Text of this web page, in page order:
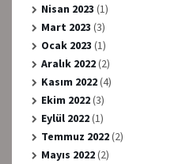
Nisan 2023 (1)
Mart 2023 (3)
Ocak 2023 (1)
Aralık 2022(2)
Kasım 2022(4)
Ekim 2022(3)
Eylül 2022(1)
Temmuz 2022(2)
Mayıs 2022(2)